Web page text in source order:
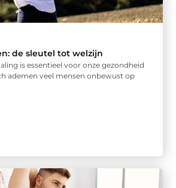
de sleutel tot welzijn
is essentieel voor onze gezondheid
ademen veel mensen onbewust op